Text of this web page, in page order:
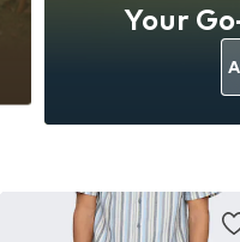
Your